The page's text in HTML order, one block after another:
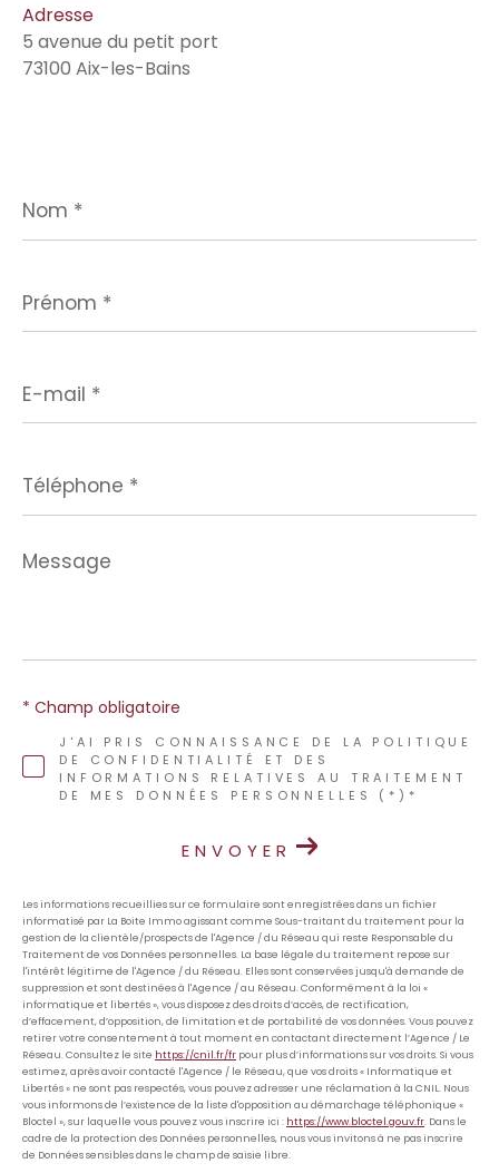
Adresse
5 avenue du petit port
73100 Aix-les-Bains
*
*
mail
*
*
Message
*
J'AI PRIS CONNAISSANCE DE LA POLITIQUE
DE CONFIDENTIALITÉ ET DES
INFORMATIONS RELATIVES AU TRAITEMENT
DE MES DONNÉES PERSONNELLES (*)*
* Champ obligatoire
ENVOYER
Les informations recueillies sur ce formulaire sont enregistrées dans un fichier
informatisé par La Boite Immo agissant comme Sous-traitant du traitement pour la
gestion de la clientèle/prospects de l'Agence / du Réseau qui reste Responsable du
Traitement de vos Données personnelles. La base légale du traitement repose sur
l'intérêt légitime de l'Agence / du Réseau. Elles sont conservées jusqu'à demande de
suppression et sont destinées à l'Agence / au Réseau. Conformément à la loi «
informatique et libertés », vous disposez des droits d’accès, de rectification,
d’effacement, d’opposition, de limitation et de portabilité de vos données. Vous pouvez
retirer votre consentement à tout moment en contactant directement l’Agence / Le
Réseau. Consultez le site https://cnil.fr/fr pour plus d’informations sur vos droits. Si vous
estimez, après avoir contacté l'Agence / le Réseau, que vos droits « Informatique et
Libertés » ne sont pas respectés, vous pouvez adresser une réclamation à la CNIL. Nous
vous informons de l’existence de la liste d'opposition au démarchage téléphonique «
Bloctel », sur laquelle vous pouvez vous inscrire ici : https://www.bloctel.gouv.fr. Dans le
cadre de la protection des Données personnelles, nous vous invitons à ne pas inscrire
de Données sensibles dans le champ de saisie libre.